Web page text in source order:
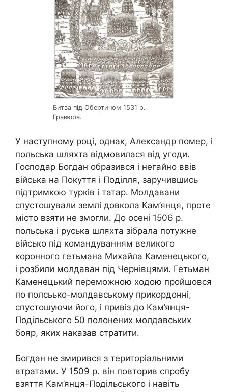
Битва під Обертином 1531 р.
Гравюра.
У наступному році, однак, Александр помер, і
польська шляхта відмовилася від угоди.
Господар Богдан образився і негайно ввів
війська на Покуття і Поділля, заручившись
підтримкою турків і татар. Молдавани
спустошували землі довкола Кам’янця, проте
місто взяти не змогли. До осені 1506 р.
польська і руська шляхта зібрала потужне
військо під командуванням великого
коронного гетьмана Михайла Каменецького,
і розбили молдаван під Чернівцями. Гетьман
Каменецький переможною ходою пройшовся
по полсьько-молдавському прикордонні,
спустошуючи його, і привіз до Кам’янця-
Подільського 50 полонених молдавських
бояр, яких наказав стратити.
Богдан не змирився з територіальними
втратами. У 1509 р. він повторив спробу
взяття Кам’янця-Подільського і навіть